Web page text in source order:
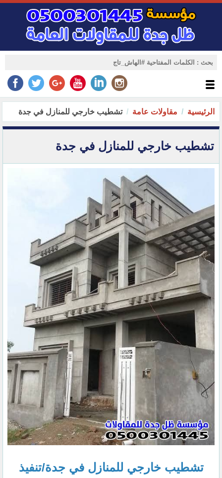
الرئيسية مقاولات عامة تشطيب خارجي للمنازل في جدة
تشطيب خارجي للمنازل في جدة
تشطيب خارجي للمنازل في جدة/تنفيذ